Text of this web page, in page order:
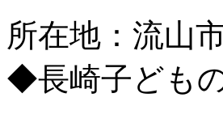
所在地：流山
◆長崎子ども